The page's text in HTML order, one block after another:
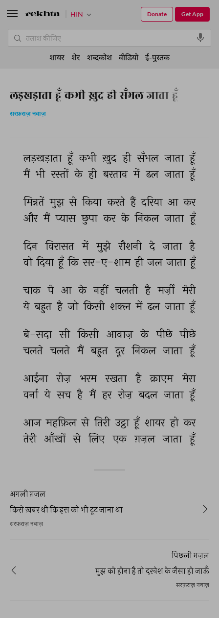
लड़खड़ाता हूँ कभी ख़ुद ही सँभल जाता हूँ
सरफ़राज़ नवाज़
लड़खड़ाता हूँ कभी ख़ुद ही सँभल जाता हूँ
मैं भी रस्तों के ही बरताव में ढल जाता हूँ
मिन्नतें मुझ से किया करते हैं दरिया आ कर
और मैं प्यास छुपा कर के निकल जाता हूँ
दिन विरासत में मुझे रौशनी दे जाता है
वो दिया हूँ कि सर-ए-शाम ही जल जाता हूँ
चाक पे आ के नहीं चलती है मर्ज़ी मेरी
ये बहुत है जो किसी शक्ल में ढल जाता हूँ
बे-सदा सी किसी आवाज़ के पीछे पीछे
चलते चलते मैं बहुत दूर निकल जाता हूँ
आईना रोज़ भरम रखता है क़ाएम
मेरा
वर्ना ये सच है मैं हर रोज़ बदल जाता हूँ
आज महफ़िल से तिरी उट्ठा हूँ शायर हो कर
तेरी आँखों से लिए एक ग़ज़ल जाता हूँ
अगली ग़ज़ल
किसे ख़बर थी कि इस को भी टूट जाना था
सरफ़राज़ नवाज़
पिछली ग़ज़ल
मुझ को होना है तो दरवेश के जैसा हो जाऊँ
सरफ़राज़ नवाज़
HIN Get App
Donate
शायर शेर शब्दकोश वीडियो ई-पुस्तक